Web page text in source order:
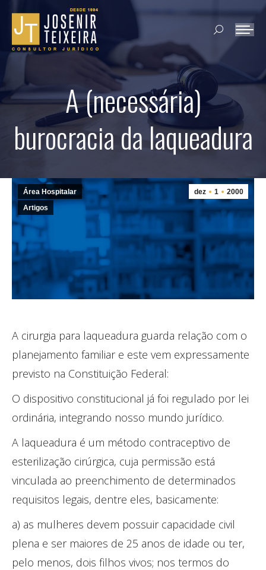
Search:
A (necessária)
burocracia da laqueadura
dez 1 2000
Área Hospitalar
Artigos
A cirurgia para laqueadura guarda relação com o
planejamento familiar e este vem expressamente
previsto na Constituição Federal:
O dispositivo constitucional já foi regulado por lei
ordinária, integrando nosso mundo jurídico.
A laqueadura é um método contraceptivo de
esterilização cirúrgica, cuja permissão está
vinculada ao preenchimento de determinados
requisitos legais, dentre eles, basicamente:
a) as mulheres devem possuir capacidade civil
plena e ser maiores de 25 anos de idade ou ter,
pelo menos, dois filhos vivos; nos termos do